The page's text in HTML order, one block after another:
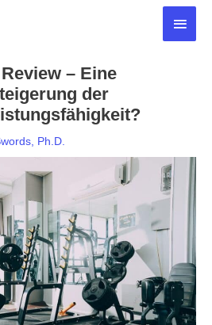
– Eine
der
Ph.D.